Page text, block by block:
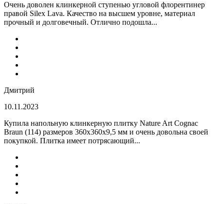
Очень доволен клинкерной ступенью угловой флорентинер
правой Silex Lava. Качество на высшем уровне, материал
прочный и долговечный. Отлично подошла...
Дмитрий
10.11.2023
Купила напольную клинкерную плитку Nature Art Cognac
Braun (114) размеров 360x360x9,5 мм и очень довольна своей
покупкой. Плитка имеет потрясающий...